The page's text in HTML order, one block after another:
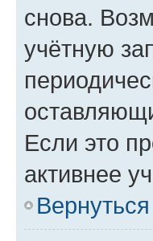
снова.
учётную
Если это
активнее